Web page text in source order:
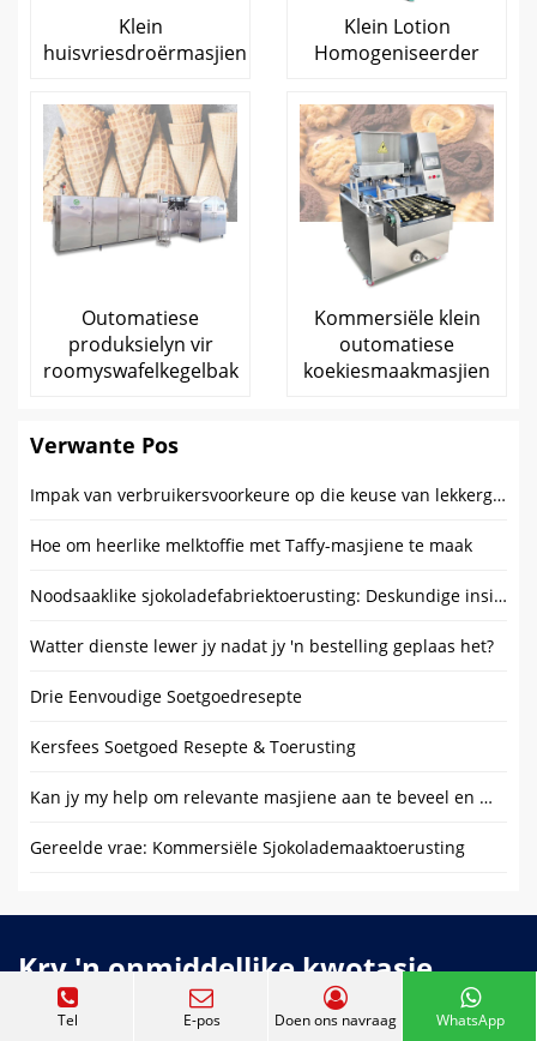
Klein
huisvriesdroërmasjien
Klein Lotion
Homogeniseerder
Outomatiese
produksielyn vir
roomyswafelkegelbak
Kommersiële klein
outomatiese
koekiesmaakmasjien
Verwante Pos
Impak van verbruikersvoorkeure op die keuse van lekkergoedproduksietoerusting
Hoe om heerlike melktoffie met Taffy-masjiene te maak
Noodsaaklike sjokoladefabriektoerusting: Deskundige insigte
Watter dienste lewer jy nadat jy 'n bestelling geplaas het?
Drie Eenvoudige Soetgoedresepte
Kersfees Soetgoed Resepte & Toerusting
Kan jy my help om relevante masjiene aan te beveel en my fabrieksuitleg te optimaliseer?
Gereelde vrae: Kommersiële Sjokolademaaktoerusting
Kry 'n onmiddellike kwotasie
Ons tegniese span bied 24 uur per dag (24/7)
Tel E-pos Doen ons navraag WhatsApp